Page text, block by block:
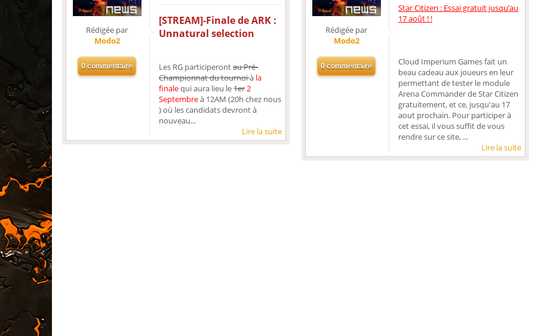
Rédigée par
Modo2
[STREAM]-Finale de ARK :
Unnatural selection
Les RG participerontau Pré-
Championnat du tournoià la
finalequi aura lieu le1er2
Septembreà 12AM (20h chez nous
) où les candidats devront à
nouveau...
Lire la suite
Rédigée par
Modo2
Star Citizen : Essai gratuit jusqu’au
17 août ! !
Cloud Imperium Games fait un
beau cadeau aux joueurs en leur
permettant de tester le module
Arena Commander de Star Citizen
gratuitement, et ce, jusqu'au 17
aout prochain. Pour participer à
cet essai, il vous suffit de vous
rendre sur ce site, ...
Lire la suite